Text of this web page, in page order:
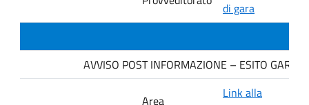
di gara
AVVISO POST INFORMAZIONE – ESITO GARA
Area
Link alla